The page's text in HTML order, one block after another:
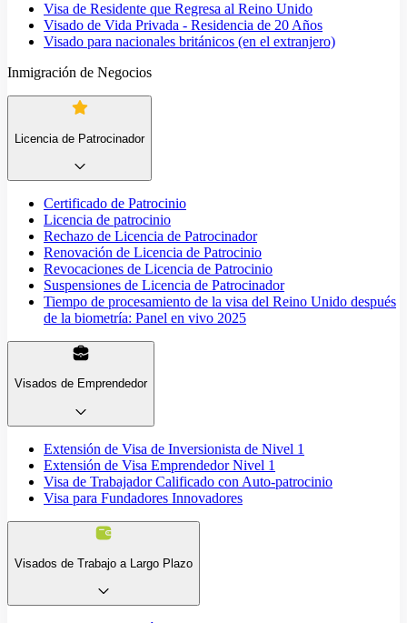
Visa de Residente que Regresa al Reino Unido
Visado de Vida Privada - Residencia de 20 Años
Visado para nacionales británicos (en el extranjero)
Inmigración de Negocios
Licencia de Patrocinador
Certificado de Patrocinio
Licencia de patrocinio
Rechazo de Licencia de Patrocinador
Renovación de Licencia de Patrocinio
Revocaciones de Licencia de Patrocinio
Suspensiones de Licencia de Patrocinador
Tiempo de procesamiento de la visa del Reino Unido después
de la biometría: Panel en vivo 2025
Visados de Emprendedor
Extensión de Visa de Inversionista de Nivel 1
Extensión de Visa Emprendedor Nivel 1
Visa de Trabajador Calificado con Auto-patrocinio
Visa para Fundadores Innovadores
Visados de Trabajo a Largo Plazo